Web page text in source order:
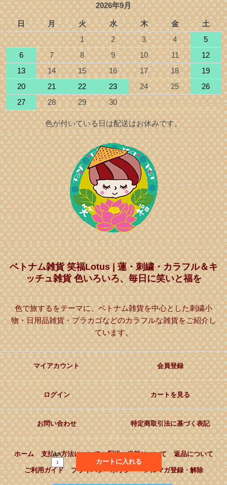
個数
カートに入れる
2026年9月
日 月 火 水 木 金
土
1
2 3 4
5
6
7 8 9 10 11
12
13
14 15 16 17 18
19
20
21 22 23 24 25
26
27
28 29 30
色が付いている日は配送はお休みです。
ベトナム雑貨 笑福Lotus | 蓮・刺繍・カラフル＆キ
ッチュ雑貨 色いろいろ、毎日に笑いと福を
色で旅するをテーマに、ベトナム雑貨を中心とした刺繍小
物・日用品雑貨・プラカゴなどのカラフルな雑貨をご紹介し
ています。
マイアカウント 会員登録
ログイン カートを見る
お問い合わせ 特定商取引法に基づく表記
ホーム 支払い方法について 配送・送料について 返品について
ご利用ガイド プライバシーポリシー メルマガ登録・解除